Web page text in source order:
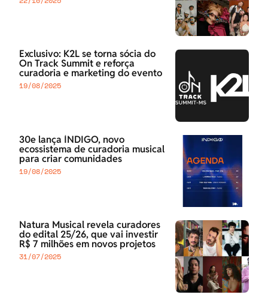
Exclusivo: K2L se torna sócia do
On Track Summit e reforça
curadoria e marketing do evento
19/08/2025
30e lança ÍNDIGO, novo
ecossistema de curadoria musical
para criar comunidades
19/08/2025
Natura Musical revela curadores
do edital 25/26, que vai investir
R$ 7 milhões em novos projetos
31/07/2025